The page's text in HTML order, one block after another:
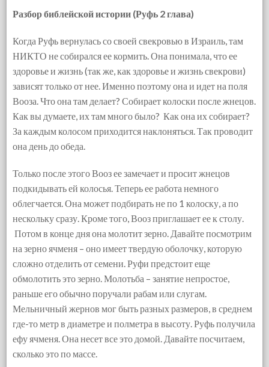
Разбор библейской истории (Руфь 2 глава)
Когда Руфь вернулась со своей свекровью в Израиль, там
НИКТО не собирался ее кормить. Она понимала, что ее
здоровье и жизнь (так же, как здоровье и жизнь свекрови)
зависят только от нее. Именно поэтому она и идет на поля
Вооза. Что она там делает? Собирает колоски после жнецов.
Как вы думаете, их там много было? Как она их собирает?
За каждым колосом приходится наклоняться. Так проводит
она день до обеда.
Только после этого Вооз ее замечает и просит жнецов
подкидывать ей колосья. Теперь ее работа немного
облегчается. Она может подбирать не по 1 колоску, а по
нескольку сразу. Кроме того, Вооз приглашает ее к столу.
Потом в конце дня она молотит зерно. Давайте посмотрим
на зерно ячменя – оно имеет твердую оболочку, которую
сложно отделить от семени. Руфи предстоит еще
обмолотить это зерно. Молотьба – занятие непростое,
раньше его обычно поручали рабам или слугам.
Мельничный жернов мог быть разных размеров, в среднем
где-то метр в диаметре и полметра в высоту. Руфь получила
ефу ячменя. Она несет все это домой. Давайте посчитаем,
сколько это по массе.